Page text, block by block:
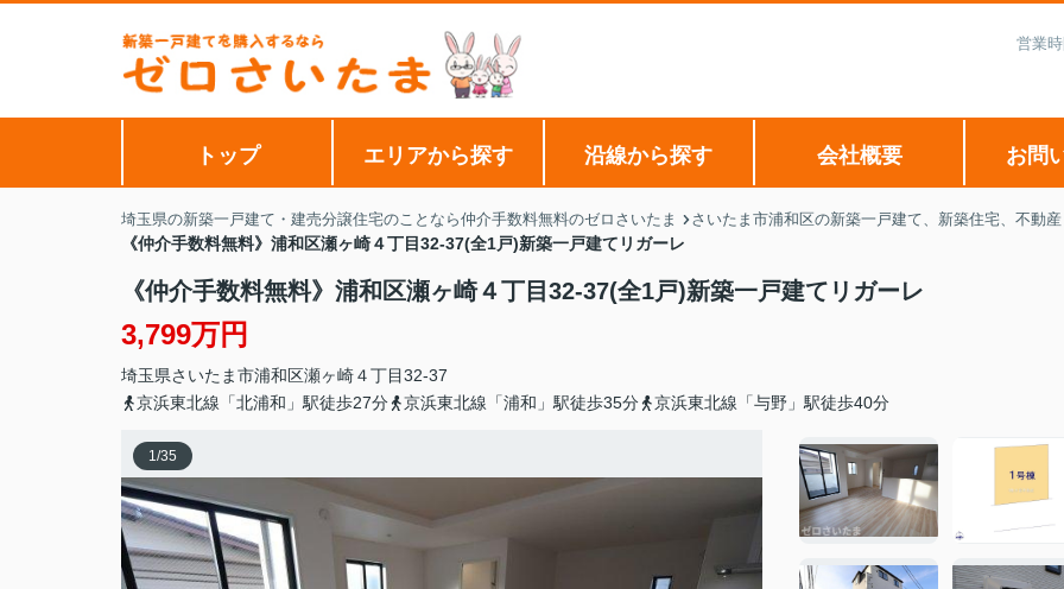
営業
トップ エリアから探す 沿線から探す 会社概要 お問
埼玉県の新築一戸建て・建売分譲住宅のことなら仲介手数料無料のゼロさいたま さいたま市浦和区の新築一戸建て、新築住宅、不動
《仲介手数料無料》浦和区瀬ヶ崎４丁目32-37(全1戸)新築一戸建てリガーレ
《仲介手数料無料》浦和区瀬ヶ崎４丁目32-37(全1戸)新築一戸建てリガーレ
3,799万円
埼玉県さいたま市浦和区瀬ヶ崎４丁目32-37
京浜東北線「北浦和」駅徒歩27分
京浜東北線「浦和」駅徒歩35分 京浜東北線「与野」駅徒歩40分
1/35